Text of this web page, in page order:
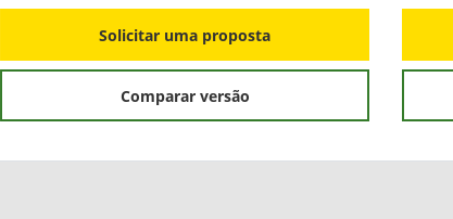
Solicitar uma proposta
Comparar versão